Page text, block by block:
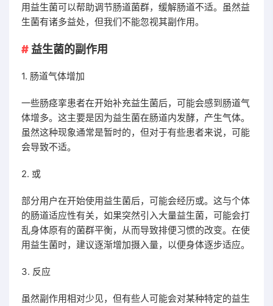
用益生菌可以帮助调节肠道菌群，缓解肠道不适。虽然益
生菌有诸多益处，但我们不能忽视其副作用。
益生菌的副作用
1. 肠道气体增加
一些肠痉挛患者在开始补充益生菌后，可能会感到肠道气
体增多。这主要是因为益生菌在肠道内发酵，产生气体。
虽然这种现象通常是暂时的，但对于有些患者来说，可能
会导致不适。
2. 或
部分用户在开始使用益生菌后，可能会经历或。这与个体
的肠道适应性有关，如果突然引入大量益生菌，可能会打
乱身体原有的菌群平衡，从而导致排便习惯的改变。在使
用益生菌时，建议逐渐增加摄入量，以便身体逐步适应。
3. 反应
虽然副作用相对少见，但有些人可能会对某种特定的益生